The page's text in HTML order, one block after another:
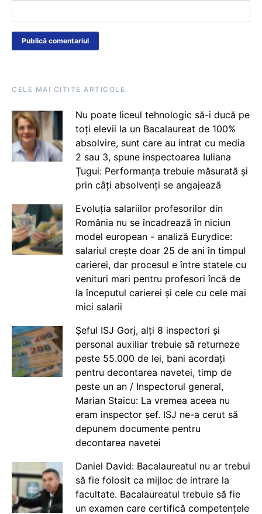
CELE MAI CITITE ARTICOLE
Nu poate liceul tehnologic să-i ducă pe
toți elevii la un Bacalaureat de 100%
absolvire, sunt care au intrat cu media
2 sau 3, spune inspectoarea Iuliana
Țugui: Performanța trebuie măsurată și
prin câți absolvenți se angajează
Evoluția salariilor profesorilor din
România nu se încadrează în niciun
model european - analiză Eurydice:
salariul crește doar 25 de ani în timpul
carierei, dar procesul e între statele cu
venituri mari pentru profesori încă de
la începutul carierei și cele cu cele mai
mici salarii
Șeful ISJ Gorj, alți 8 inspectori și
personal auxiliar trebuie să returneze
peste 55.000 de lei, bani acordați
pentru decontarea navetei, timp de
peste un an / Inspectorul general,
Marian Staicu: La vremea aceea nu
eram inspector șef. ISJ ne-a cerut să
depunem documente pentru
decontarea navetei
Daniel David: Bacalaureatul nu ar trebui
să fie folosit ca mijloc de intrare la
facultate. Bacalaureatul trebuie să fie
un examen care certifică competențele